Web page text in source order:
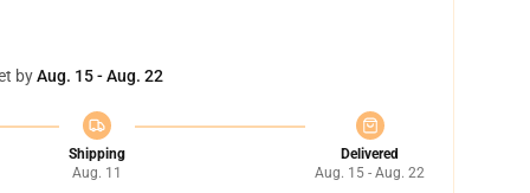
byAug. 15 - Aug. 22
Shipping
Aug. 11
Delivered
Aug. 15 - Aug. 22